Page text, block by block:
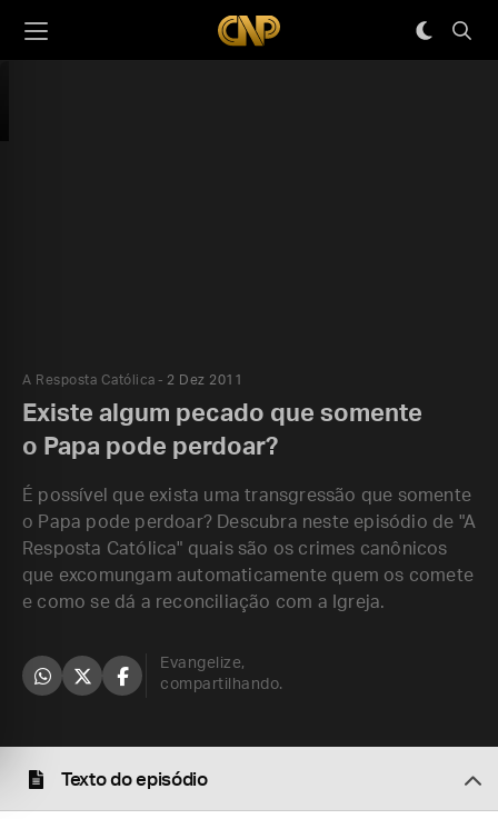
A Resposta Católica 2 Dez 2011
Existe algum pecado que somente
o Papa pode perdoar?
É possível que exista uma transgressão que somente
o Papa pode perdoar? Descubra neste episódio de "A
Resposta Católica" quais são os crimes canônicos
que excomungam automaticamente quem os comete
e como se dá a reconciliação com a Igreja.
Evangelize,
compartilhando.
Texto do episódio